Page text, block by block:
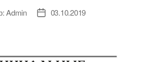
Admin
Дата03.10.2019